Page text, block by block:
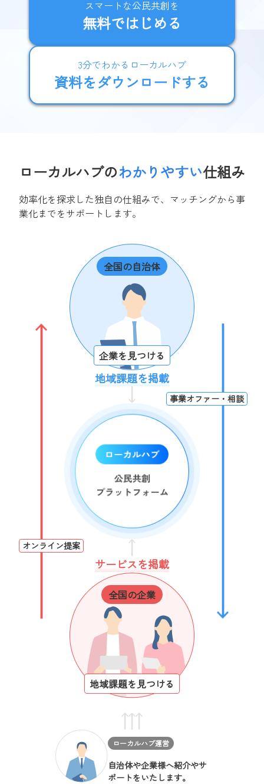
スマートな公民共創を
無料ではじめる
3分でわかるローカルハブ
資料をダウンロードする
ローカルハブのわかりやすい仕組み
効率化を探求した独自の仕組みで、マッチングから事
業化までをサポートします。
オンライン提案
全国の自治体
企業を見つける
地域課題を掲載
サービスを掲載
全国の企業
地域課題を見つける
事業オファー・相談
ローカルハブ運営
自治体や企業様へ紹介やサ
ポートをいたします。